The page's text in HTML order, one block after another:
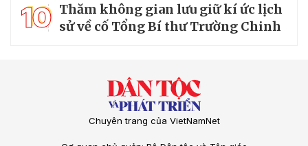
10 Thăm không gian lưu giữ kí ức lịch
sử về cố Tổng Bí thư Trường Chinh
Chuyên trang của VietNamNet